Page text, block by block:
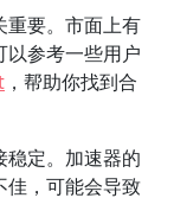
重要。市面上有
以参考一些用户
，帮助你找到合
稳定。加速器的
佳，可能会导致